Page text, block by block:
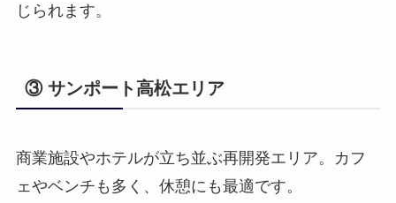
じられます。
③ サンポート高松エリア
商業施設やホテルが立ち並ぶ再開発エリア。カフ
ェやベンチも多く、休憩にも最適です。